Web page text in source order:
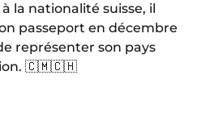
la nationalité suisse, il
passeport en décembre
représenter son pays
🇨🇲🇨🇭